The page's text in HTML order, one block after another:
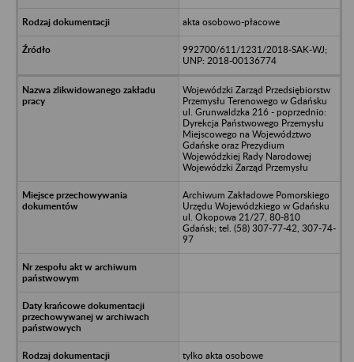
akta osobowo-płacowe
992700/611/1231/2018-SAK-WJ;
UNP: 2018-00136774
Wojewódzki Zarząd Przedsiębiorstw
Przemysłu Terenowego w Gdańsku
ul. Grunwaldzka 216 - poprzednio:
Dyrekcja Państwowego Przemysłu
Miejscowego na Województwo
Gdańske oraz Prezydium
Wojewódzkiej Rady Narodowej
Wojewódzki Zarząd Przemysłu
Archiwum Zakładowe Pomorskiego
Urzędu Wojewódzkiego w Gdańsku
ul. Okopowa 21/27, 80-810
Gdańsk; tel. (58) 307-77-42, 307-74-
97
tylko akta osobowe